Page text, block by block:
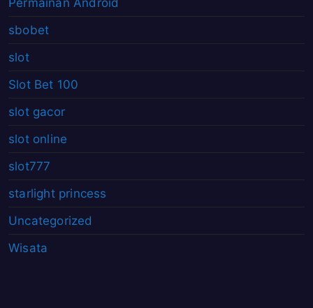
sbobet
slot
Slot Bet 100
slot gacor
slot online
slot777
starlight princess
Uncategorized
Wisata